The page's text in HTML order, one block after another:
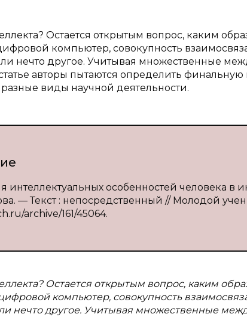
Остается открытым вопрос, каким
компьютер, совокупность
нечто другое. Учитывая множественные
авторы пытаются определить финальную
виды научной деятельности.
интеллектуальных особенностей человека в
— Текст : непосредственный // Молодой
archive/161/45064.
Остается открытым вопрос, каким
компьютер, совокупность
нечто другое. Учитывая множественные